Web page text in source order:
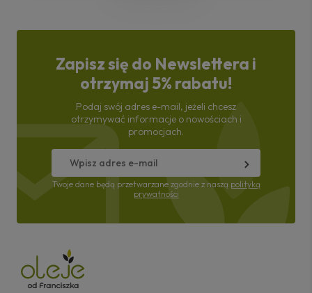
Zapisz się do Newslettera i
otrzymaj 5% rabatu!
Podaj swój adres e-mail, jeżeli chcesz
otrzymywać informacje o nowościach i
promocjach.
Twoje dane będą przetwarzane zgodnie z naszą polityką
prywatności